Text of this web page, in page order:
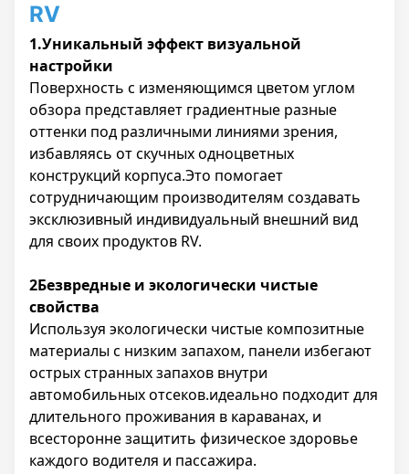
RV
1.Уникальный эффект визуальной
настройки
Поверхность с изменяющимся цветом углом
обзора представляет градиентные разные
оттенки под различными линиями зрения,
избавляясь от скучных одноцветных
конструкций корпуса.Это помогает
сотрудничающим производителям создавать
эксклюзивный индивидуальный внешний вид
для своих продуктов RV.
2Безвредные и экологически чистые
свойства
Используя экологически чистые композитные
материалы с низким запахом, панели избегают
острых странных запахов внутри
автомобильных отсеков.идеально подходит для
длительного проживания в караванах, и
всесторонне защитить физическое здоровье
каждого водителя и пассажира.